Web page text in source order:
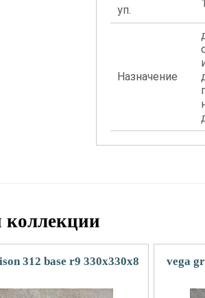
уп.
1
Назначение
коллекции
312 base r9 330x330x8 vega